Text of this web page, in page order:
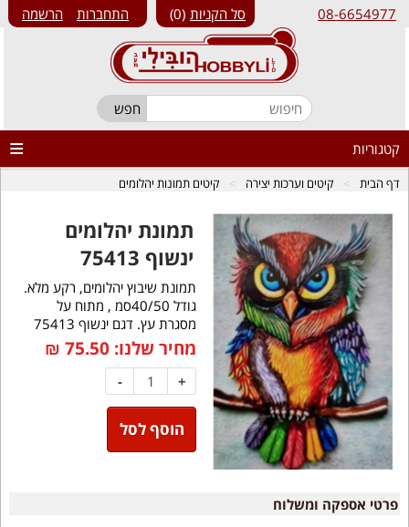
התחברות הרשמה סל הקניות 0 08-6654977
קטגוריות
דף הבית קיטים וערכות יצירה קיטים תמונות יהלומים
תמונת יהלומים
ינשוף 75413
תמונת שיבוץ יהלומים, רקע מלא.
גודל 40/50סמ , מתוח על
מסגרת עץ. דגם ינשוף 75413
מחיר שלנו: 75.50
₪
+
-
הוסף לסל
פרטי אספקה ומשלוח